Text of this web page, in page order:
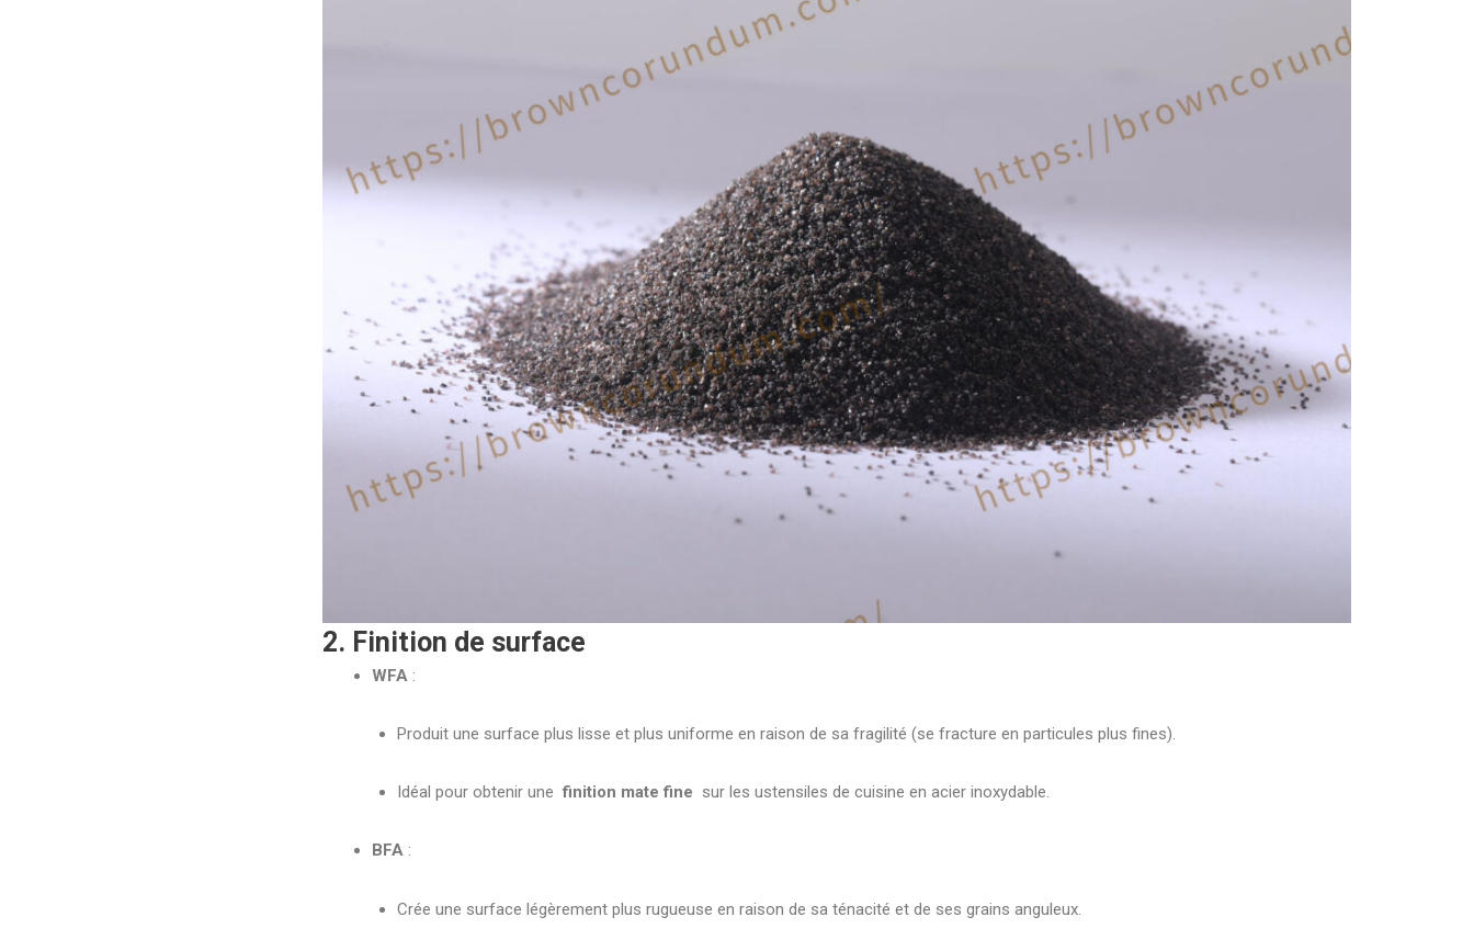
2. Finition de surface
WFA :
Produit une surface plus lisse et plus uniforme en raison de sa fragilité (se fracture en particules plus fines).
Idéal pour obtenir unefinition mate fine sur les ustensiles de cuisine en acier inoxydable.
BFA :
Crée une surface légèrement plus rugueuse en raison de sa ténacité et de ses grains anguleux.